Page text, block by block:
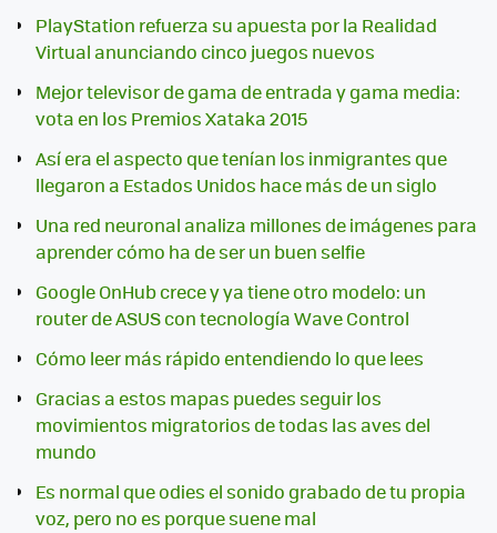
PlayStation refuerza su apuesta por la Realidad
Virtual anunciando cinco juegos nuevos
Mejor televisor de gama de entrada y gama media:
vota en los Premios Xataka 2015
Así era el aspecto que tenían los inmigrantes que
llegaron a Estados Unidos hace más de un siglo
Una red neuronal analiza millones de imágenes para
aprender cómo ha de ser un buen selfie
Google OnHub crece y ya tiene otro modelo: un
router de ASUS con tecnología Wave Control
Cómo leer más rápido entendiendo lo que lees
Gracias a estos mapas puedes seguir los
movimientos migratorios de todas las aves del
mundo
Es normal que odies el sonido grabado de tu propia
voz, pero no es porque suene mal